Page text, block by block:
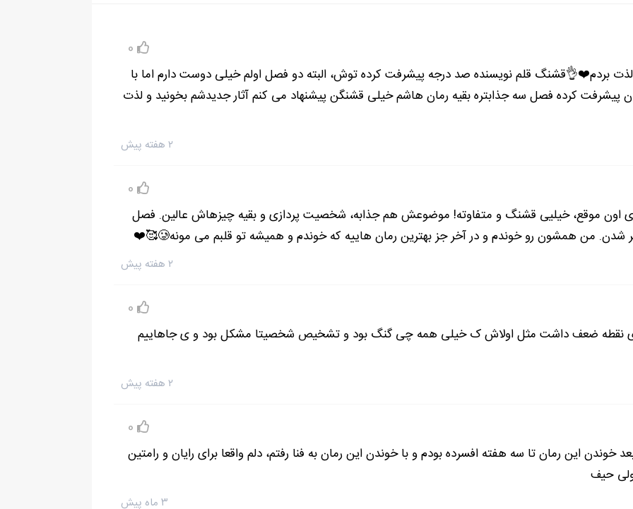
کرد به غر زدن:
0
بردم❤️👌قشنگ قلم نویسنده صد درجه پیشرفت کرده توش، البته دو فصل اولم خیلی دوست دارم اما با
پیشرفت کرده فصل سه جذابتره بقیه رمان هاشم خیلی قشنگن پیشنهاد می کنم آثار جدیدشم بخونید و لذت
۲ هفته پیش
0
اون موقع، خیلیی قشنگ و متفاوته! موضوعش هم جذابه، شخصیت پردازی و بقیه چیزهاش عالین. فصل
من همشون رو خوندم و در آخر جز بهترین رمان هاییه که خوندم و همیشه تو قلبم می مونه🥲🥰❤️
۲ هفته پیش
0
نقطه ضعف داشت مثل اولاش ک خیلی همه چی گنگ بود و تشخیص شخصیتا مشکل بود و ی جاهاییم
۲ هفته پیش
0
خوندن این رمان تا سه هفته افسرده بودم و با خوندن این رمان به فنا رفتم، دلم واقعا برای رایان و رامتین
ولی حیف
۳ ماه پیش